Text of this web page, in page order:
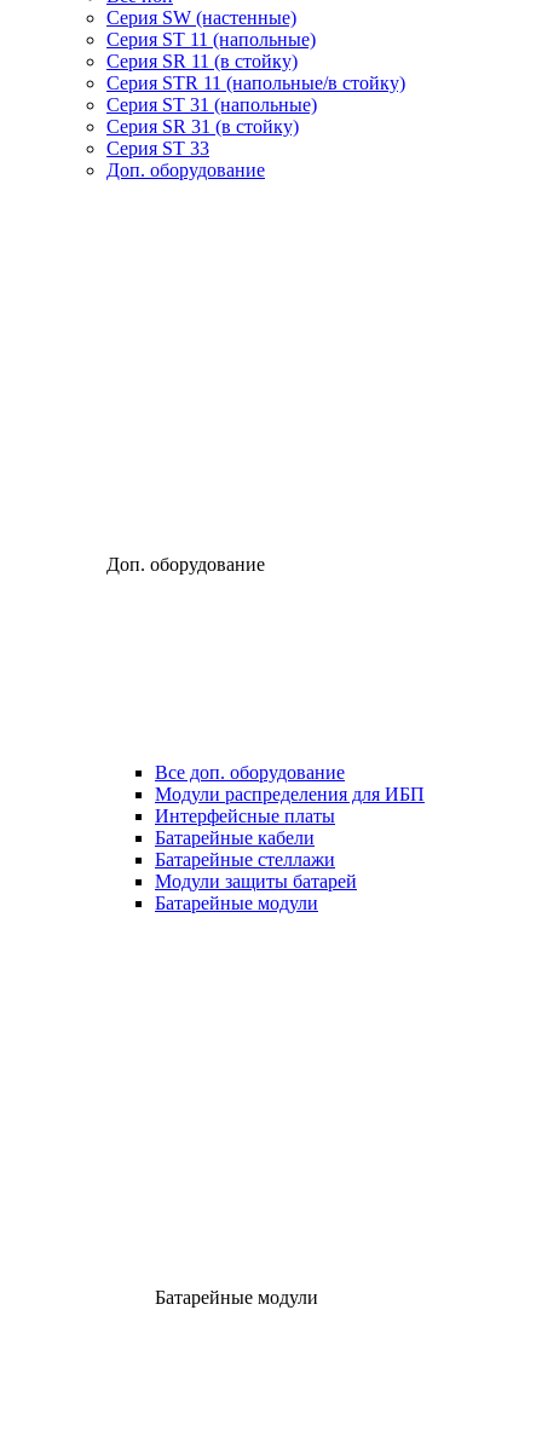
Серия SW (настенные)
Серия ST 11 (напольные)
Серия SR 11 (в стойку)
Серия STR 11 (напольные/в стойку)
Серия ST 31 (напольные)
Серия SR 31 (в стойку)
Серия ST 33
Доп. оборудование
Доп. оборудование
Все доп. оборудование
Модули распределения для ИБП
Интерфейсные платы
Батарейные кабели
Батарейные стеллажи
Модули защиты батарей
Батарейные модули
Батарейные модули